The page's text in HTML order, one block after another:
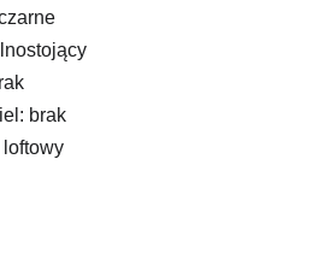
brak
loftowy